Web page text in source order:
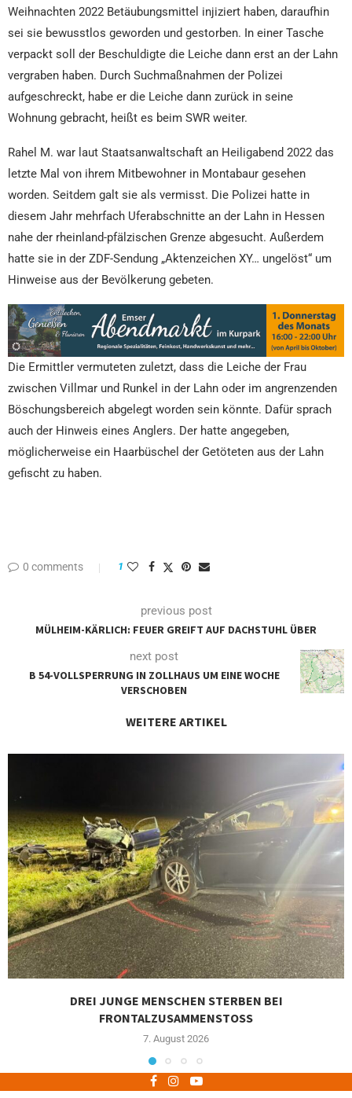
Weihnachten 2022 Betäubungsmittel injiziert haben, daraufhin
sei sie bewusstlos geworden und gestorben. In einer Tasche
verpackt soll der Beschuldigte die Leiche dann erst an der Lahn
vergraben haben. Durch Suchmaßnahmen der Polizei
aufgeschreckt, habe er die Leiche dann zurück in seine
Wohnung gebracht, heißt es beim SWR weiter.
Rahel M. war laut Staatsanwaltschaft an Heiligabend 2022 das
letzte Mal von ihrem Mitbewohner in Montabaur gesehen
worden. Seitdem galt sie als vermisst. Die Polizei hatte in
diesem Jahr mehrfach Uferabschnitte an der Lahn in Hessen
nahe der rheinland-pfälzischen Grenze abgesucht. Außerdem
hatte sie in der ZDF-Sendung „Aktenzeichen XY… ungelöst“ um
Hinweise aus der Bevölkerung gebeten.
Die Ermittler vermuteten zuletzt, dass die Leiche der Frau
zwischen Villmar und Runkel in der Lahn oder im angrenzenden
Böschungsbereich abgelegt worden sein könnte. Dafür sprach
auch der Hinweis eines Anglers. Der hatte angegeben,
möglicherweise ein Haarbüschel der Getöteten aus der Lahn
gefischt zu haben.
0 comments 1
previous post
MÜLHEIM-KÄRLICH: FEUER GREIFT AUF DACHSTUHL ÜBER
next post
B 54-VOLLSPERRUNG IN ZOLLHAUS UM EINE WOCHE
VERSCHOBEN
WEITERE ARTIKEL
DREI JUNGE MENSCHEN STERBEN BEI
FRONTALZUSAMMENSTOSS
7. August 2026